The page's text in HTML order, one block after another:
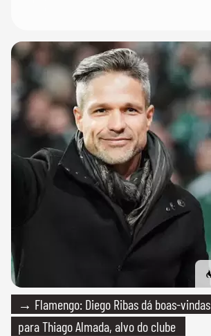
→ Flamengo: Diego Ribas dá boas-vindas
para Thiago Almada, alvo do clube